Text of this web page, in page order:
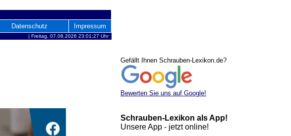
Datenschutz Impressum
| Freitag, 07.08.2026 23:01:27 Uhr
Gefällt Ihnen Schrauben-Lexikon.de?
Bewerten Sie uns auf Google!
Schrauben-Lexikon als App!
Unsere App - jetzt online!